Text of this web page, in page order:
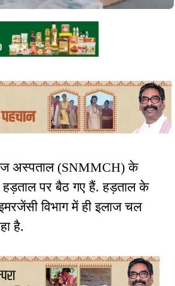
अस्पताल (SNMMCH) के
हड़ताल पर बैठ गए हैं. हड़ताल के
विभाग में ही इलाज चल
है.